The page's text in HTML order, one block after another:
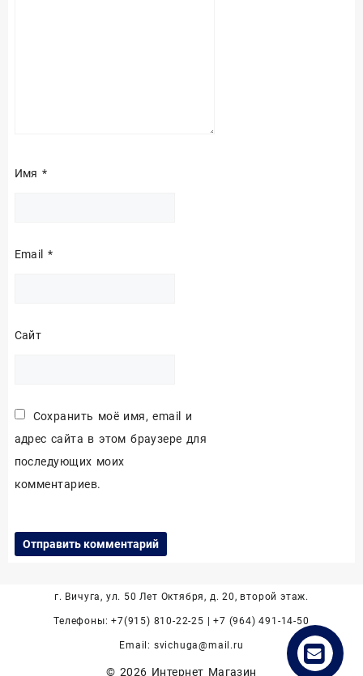
Имя*
Email *
Сайт
Сохранить моё имя, email и
адрес сайта в этом браузере для
последующих моих
комментариев.
г. Вичуга, ул. 50 Лет Октября, д. 20, второй этаж.
Телефоны: +7(915) 810-22-25 | +7 (964) 491-14-50
Email: svichuga@mail.ru
© 2026 Интернет Магазин